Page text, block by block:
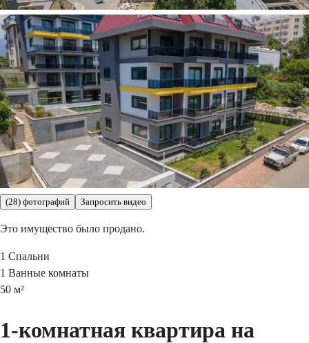
(28) фотографий Запросить видео
Это имущество было продано.
1 Спальни
1 Ванные комнаты
50 м²
1-комнатная квартира на